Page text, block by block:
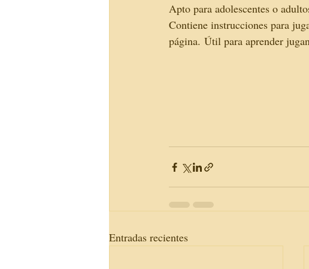
Apto para adolescentes o
Contiene instrucciones para
página. Útil para aprender
Entradas recientes